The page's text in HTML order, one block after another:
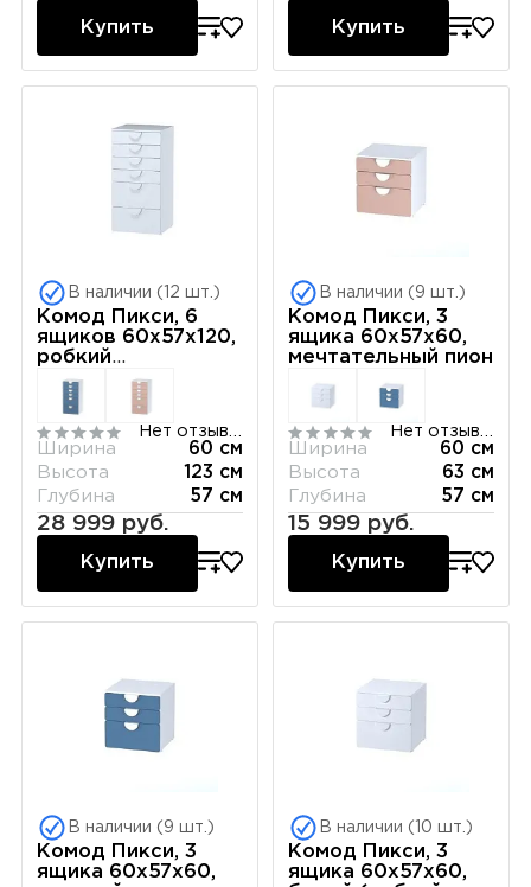
Купить Купить
В наличии (12 шт.)
Комод Пикси, 6
ящиков 60x57x120,
робкий
подснежник
Ширина
60 см
Высота
123 см
Глубина
57 см
28 999 руб.
Купить
В наличии (9 шт.)
Комод Пикси, 3
ящика 60x57x60,
мечтательный пион
Ширина
60 см
Высота
63 см
Глубина
57 см
15 999 руб.
Купить
В наличии (9 шт.)
Комод Пикси, 3
ящика 60x57x60,
В наличии (10 шт.)
Комод Пикси, 3
ящика 60x57x60,